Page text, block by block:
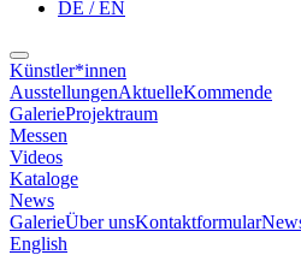
DE / EN
Künstler*innen
AusstellungenAktuelleKommende
GalerieProjektraum
Messen
Videos
Kataloge
News
GalerieÜber unsKontaktformular
English